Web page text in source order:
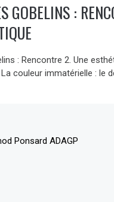
GOBELINS :
: Rencontre 2. Une
couleur immatérielle : le
Ponsard ADAGP